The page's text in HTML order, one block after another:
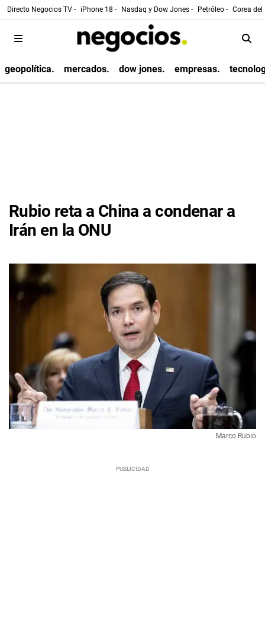
Directo Negocios TV - iPhone 18 - Nasdaq y Dow Jones - Petróleo - Corea
geopolítica. mercados. dow jones. empresas.
Rubio reta a China a condenar a
Irán en la ONU
Marco Rubio